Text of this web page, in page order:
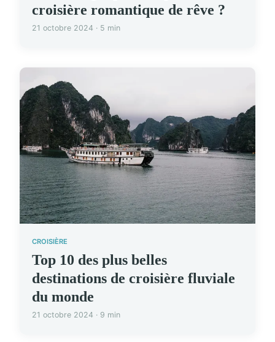
croisière romantique de rêve ?
21 octobre 2024 · 5 min
CROISIÈRE
Top 10 des plus belles
destinations de croisière fluviale
du monde
21 octobre 2024 · 9 min